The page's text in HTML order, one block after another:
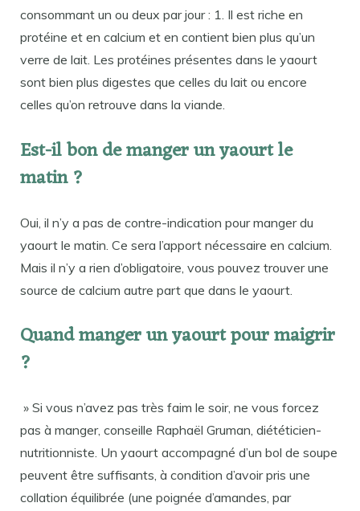
consommant un ou deux par jour : 1. Il est riche en
protéine et en calcium et en contient bien plus qu’un
verre de lait. Les protéines présentes dans le yaourt
sont bien plus digestes que celles du lait ou encore
celles qu’on retrouve dans la viande.
Est-il bon de manger un yaourt le
matin ?
Oui, il n’y a pas de contre-indication pour manger du
yaourt le matin. Ce sera l’apport nécessaire en calcium.
Mais il n’y a rien d’obligatoire, vous pouvez trouver une
source de calcium autre part que dans le yaourt.
Quand manger un yaourt pour maigrir
?
» Si vous n’avez pas très faim le soir, ne vous forcez
pas à manger, conseille Raphaël Gruman, diététicien-
nutritionniste. Un yaourt accompagné d’un bol de soupe
peuvent être suffisants, à condition d’avoir pris une
collation équilibrée (une poignée d’amandes, par